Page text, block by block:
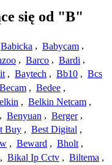
się od "B"
Babicka , Babycam ,
, Barco , Bardi ,
, Baytech , Bb10 , Bcs
Becam , Bedee ,
, Belkin Netcam ,
, Benyuan , Berger ,
Buy , Best Digital ,
, Beward , Bholt ,
, Bikal Ip Cctv , Biltema ,